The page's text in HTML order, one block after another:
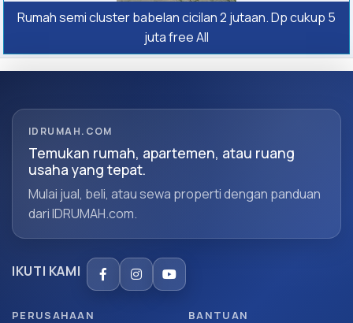
Rumah semi cluster babelan cicilan 2 jutaan. Dp cukup 5
juta free All
IDRUMAH.COM
Temukan rumah, apartemen, atau ruang
usaha yang tepat.
Mulai jual, beli, atau sewa properti dengan panduan
dari IDRUMAH.com.
IKUTI KAMI
PERUSAHAAN BANTUAN